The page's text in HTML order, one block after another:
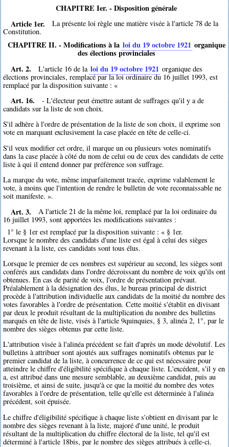
CHAPITRE Ier. - Disposition générale
Article 1er.
La présente loi règle une matière visée à l'article 78 de la
Constitution.
CHAPITRE II. - Modifications à la loi du 19 octobre 1921 organique
des élections provinciales
Art. 2.
L'article 16 de la loi du 19 octobre 1921 organique des
élections provinciales, remplacé par la loi ordinaire du 16 juillet 1993, est
remplacé par la disposition suivante : «
Art. 16.
- L'électeur peut émettre autant de suffrages qu'il y a de
candidats sur la liste de son choix.
S'il adhère à l'ordre de présentation de la liste de son choix, il exprime son
vote en marquant exclusivement la case placée en tête de celle-ci.
S'il veux modifier cet ordre, il marque un ou plusieurs votes nominatifs
dans la case placée à côté du nom de celui ou de ceux des candidats de cette
liste à qui il entend donner par préférence son suffrage.
La marque du vote, même imparfaitement tracée, exprime valablement le
vote, à moins que l'intention de rendre le bulletin de vote reconnaissable ne
soit manifeste. ».
Art. 3.
A l'article 21 de la même loi, remplacé par la loi ordinaire du
16 juillet 1993, sont apportées les modifications suivantes :
1° le § 1er est remplacé par la disposition suivante : « § 1er.
Lorsque le nombre des candidats d'une liste est égal à celui des sièges
revenant à la liste, ces candidats sont tous élus.
Lorsque le premier de ces nombres est supérieur au second, les sièges sont
conférés aux candidats dans l'ordre décroissant du nombre de voix qu'ils ont
obtenues. En cas de parité de voix, l'ordre de présentation prévaut.
Préalablement à la désignation des élus, le bureau principal de district
procède à l'attribution individuelle aux candidats de la moitié du nombre des
votes favorables à l'ordre de présentation. Cette moitié s'établit en divisant
par deux le produit résultant de la multiplication du nombre des bulletins
marqués en tête de liste, visés à l'article 9quinquies, § 3, alinéa 2, 1°, par le
nombre des sièges obtenus par cette liste.
L'attribution visée à l'alinéa précédent se fait d'après un mode dévolutif. Les
bulletins à attribuer sont ajoutés aux suffrages nominatifs obtenus par le
premier candidat de la liste, à concurrence de ce qui est nécessaire pour
atteindre le chiffre d'éligibilité spécifique à chaque liste. L'excédent, s'il y en
a, est attribué dans une mesure semblable, au deuxième candidat, puis au
troisième, et ainsi de suite, jusqu'à ce que la moitié du nombre des votes
favorables à l'ordre de présentation, telle qu'elle est déterminée à l'alinéa
précédent, soit épuisée.
Le chiffre d'éligibilité spécifique à chaque liste s'obtient en divisant par le
nombre des sièges revenant à la liste, majoré d'une unité, le produit
résultant de la multiplication du chiffre électoral de la liste, tel qu'il est
déterminé à l'article 18bis, par le nombre des sièges attribués à celle-ci.